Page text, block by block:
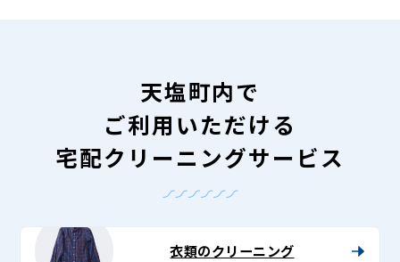
天塩町内で
ご利用いただける
宅配クリーニングサービス
衣類のクリーニング